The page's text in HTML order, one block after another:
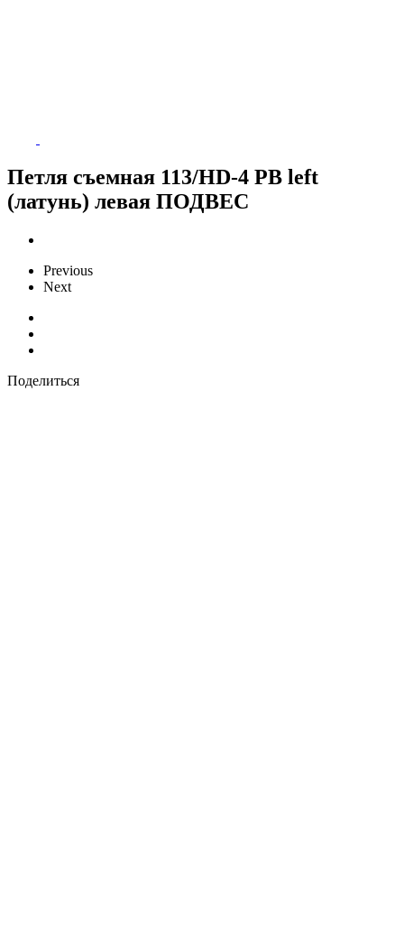
Петля съемная 113/HD-4 PB left
(латунь) левая ПОДВЕС
Previous
Next
Поделиться